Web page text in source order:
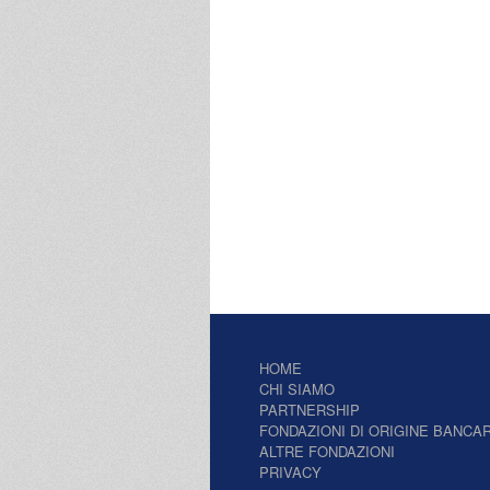
HOME
CHI SIAMO
PARTNERSHIP
FONDAZIONI DI ORIGINE
ALTRE FONDAZIONI
PRIVACY